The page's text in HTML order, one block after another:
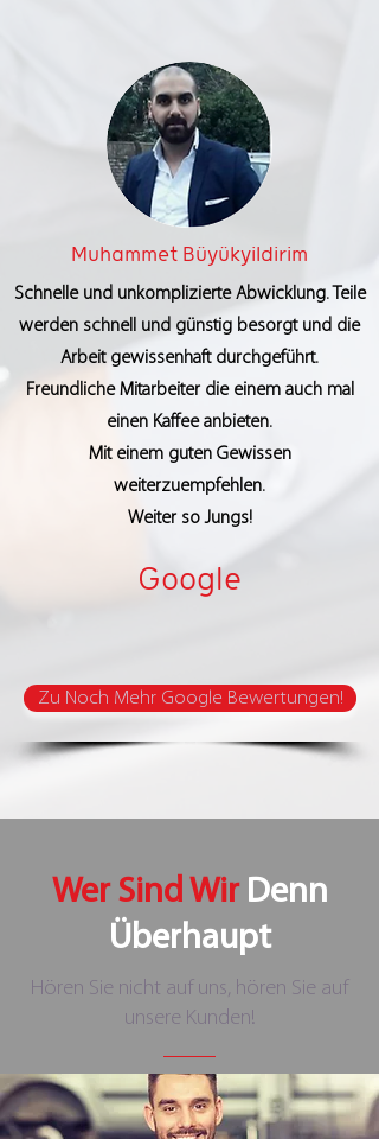
Muhammet Büyükyildirim
Schnelle und unkomplizierte Abwicklung. Teile
werden schnell und günstig besorgt und die
Arbeit gewissenhaft durchgeführt.
Freundliche Mitarbeiter die einem auch mal
einen Kaffee anbieten.
Mit einem guten Gewissen
weiterzuempfehlen.
Weiter so Jungs!
Google
Zu Noch Mehr Google Bewertungen!
Wer Sind WirDenn
Überhaupt
Hören Sie nicht auf uns, hören Sie auf
unsere Kunden!